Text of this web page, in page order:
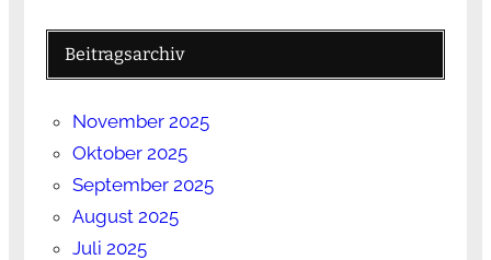
Beitragsarchiv
November 2025
Oktober 2025
September 2025
August 2025
Juli 2025